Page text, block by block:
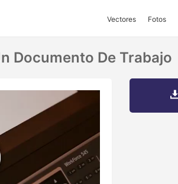
Vectores Fotos
Documento De Trabajo